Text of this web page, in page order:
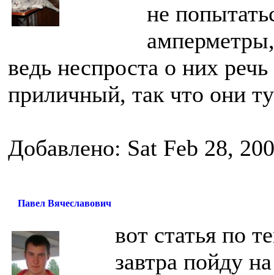
не
ведь неспроста о них
приличный, так что они
Добавлено: Sat Feb 28,
Павел Вячеславович
вот статья по
завтра пойду